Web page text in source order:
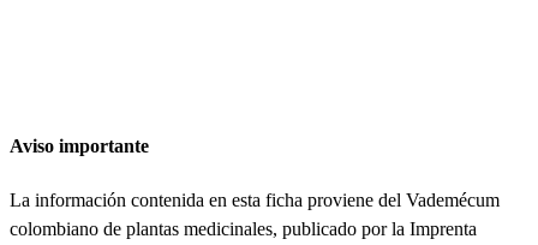
Aviso importante
La información contenida en esta ficha proviene del Vademécum
colombiano de plantas medicinales, publicado por la Imprenta